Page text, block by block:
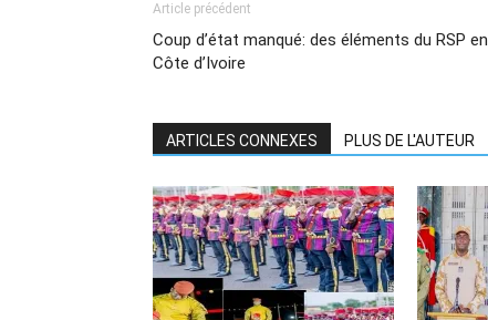
Article précédent
Coup d’état manqué: des éléments du RSP en
Côte d’Ivoire
ARTICLES CONNEXES PLUS DE L'AUTEUR